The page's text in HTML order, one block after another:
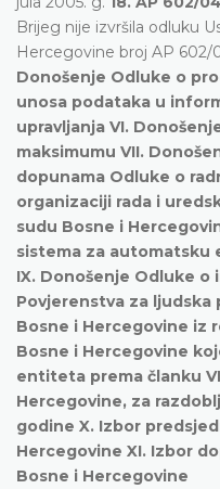
Brijeg nije izvršila odluku
Hercegovine broj AP 602/
Donošenje Odluke o
unosa podataka u
upravljanja VI.
maksimumu VII.
dopunama Odluke o
organizaciji rada i
sudu Bosne i
sistema za automatsku
IX. Donošenje Odluke o
Povjerenstva za ljudska
Bosne i Hercegovine iz
Bosne i Hercegovine
entiteta prema članku
Hercegovine, za
godine X. Izbor
Hercegovine XI. Izbor
Bosne i Hercegovine